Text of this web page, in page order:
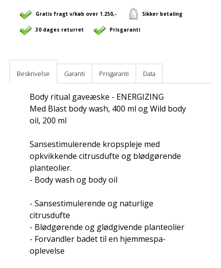
Gratis fragt v/køb over 1.250,- Sikker betaling
30 dages returret Prisgaranti
Beskrivelse Garanti Prisgaranti Data
Body ritual gaveæske - ENERGIZING
Med Blast body wash, 400 ml og Wild body
oil, 200 ml
Sansestimulerende kropspleje med
opkvikkende citrusdufte og blødgørende
planteolier.
- Body wash og body oil
- Sansestimulerende og naturlige
citrusdufte
- Blødgørende og glødgivende planteolier
- Forvandler badet til en hjemmespa-
oplevelse